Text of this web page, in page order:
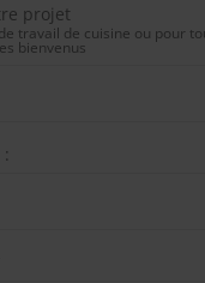
projet
travail de cuisine ou pour
bienvenus